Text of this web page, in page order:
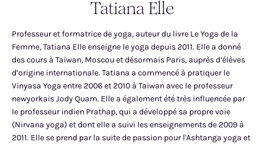
Tatiana Elle
Professeur et formatrice de yoga, auteur du livre Le Yoga de la
Femme, Tatiana Elle enseigne le yoga depuis 2011. Elle a donné
des cours à Taiwan, Moscou et désormais Paris, auprès d’élèves
d’origine internationale. Tatiana a commencé à pratiquer le
Vinyasa Yoga entre 2006 et 2010 à Taiwan avec le professeur
newyorkais Jody Quam. Elle a également été très influencée par
le professeur indien Prathap, qui a développé sa propre voie
(Nirvana yoga) et dont elle a suivi les enseignements de 2009 à
2011. Elle se prend par la suite de passion pour l'Ashtanga yoga et